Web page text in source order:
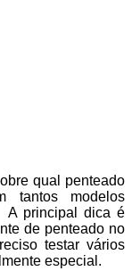
qual penteado
tantos modelos
A principal dica é
de penteado no
testar vários
especial.